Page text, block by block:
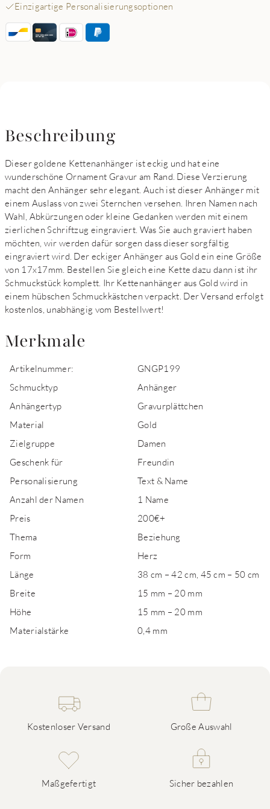
Einzigartige Personalisierungsoptionen
Beschreibung
Dieser goldene Kettenanhänger ist eckig und hat eine
wunderschöne Ornament Gravur am Rand. Diese Verzierung
macht den Anhänger sehr elegant. Auch ist dieser Anhänger mit
einem Auslass von zwei Sternchen versehen. Ihren Namen nach
Wahl, Abkürzungen oder kleine Gedanken werden mit einem
zierlichen Schriftzug eingraviert. Was Sie auch graviert haben
möchten, wir werden dafür sorgen dass dieser sorgfältig
eingraviert wird. Der eckiger Anhänger aus Gold ein eine Größe
von 17x17mm. Bestellen Sie gleich eine Kette dazu dann ist ihr
Schmuckstück komplett. Ihr Kettenanhänger aus Gold wird in
einem hübschen Schmuckkästchen verpackt. Der Versand erfolgt
kostenlos, unabhängig vom Bestellwert!
Merkmale
Artikelnummer:
GNGP199
Schmucktyp
Anhänger
Anhängertyp
Gravurplättchen
Material
Gold
Zielgruppe
Damen
Geschenk für
Freundin
Personalisierung
Text & Name
Anzahl der Namen
1 Name
Preis
200€+
Thema
Beziehung
Form
Herz
Länge
38 cm – 42 cm, 45 cm – 50 cm
Breite
15 mm – 20 mm
Höhe
15 mm – 20 mm
Materialstärke
0,4 mm
Kostenloser Versand Große Auswahl
Maßgefertigt Sicher bezahlen